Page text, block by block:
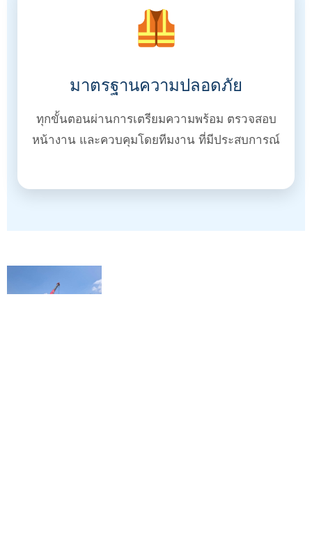
มาตรฐานความปลอดภัย
ทุกขั้นตอนผ่านการเตรียมความพร้อม ตรวจสอบ
หน้างาน และควบคุมโดยทีมงาน ที่มีประสบการณ์